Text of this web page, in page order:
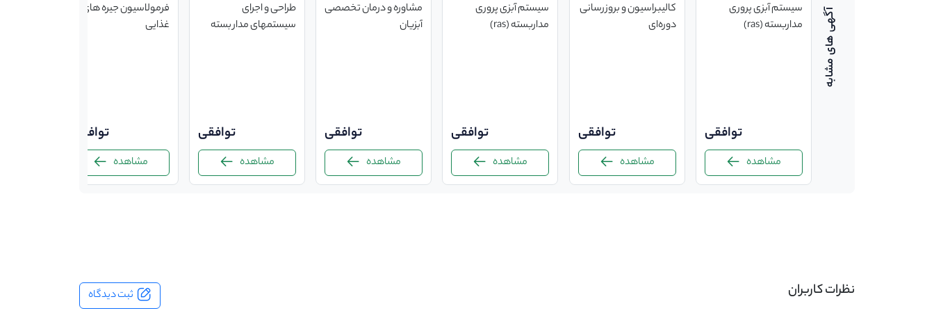
سیستم آبزی پروری
مداربسته (ras)
توافقی
مشاهده
کالیبراسیون و بروزرسانی
دوره‌ای
توافقی
مشاهده
سیستم آبزی پروری
مداربسته (ras)
توافقی
مشاهده
مشاوره و درمان تخصصی
آبزیان
توافقی
مشاهده
طراحی و اجرای
سیستمهای مدار بسته
توافقی
مشاهده
فرمولاسیون جیره های
غذایی
توافقی
مشاهده
نظرات کاربران ثبت دیدگاه